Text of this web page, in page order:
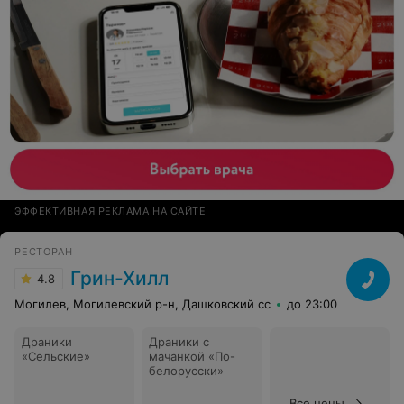
конкурсы, постоянно на бар приходили люди в шортах
что-то заказать и стояли смотрели долго, муж был
вообще в шоке от того, что приехали охранники,
стояли, общались с персоналом и снимали
видио:участие гостей в конкурсах и т.д. Заведение для
обеда,ужина - да. Но для проведения мероприятий -
не рекомендую.
ЭФФЕКТИВНАЯ РЕКЛАМА НА САЙТЕ
РЕСТОРАН
4.8 Грин-Хилл
Могилев, Могилевский р-н, Дашковский сс до 23:00
Драники
«Сельские»
Драники с
мачанкой «По-
белорусски»